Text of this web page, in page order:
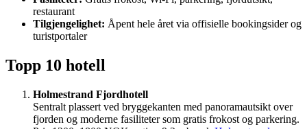
restaurant
Tilgjengelighet: Åpent hele året via offisielle bookingsider og
turistportaler
Topp 10 hotell
Holmestrand Fjordhotell
Sentralt plassert ved bryggekanten med panoramautsikt over
fjorden og moderne fasiliteter som gratis frokost og parkering.